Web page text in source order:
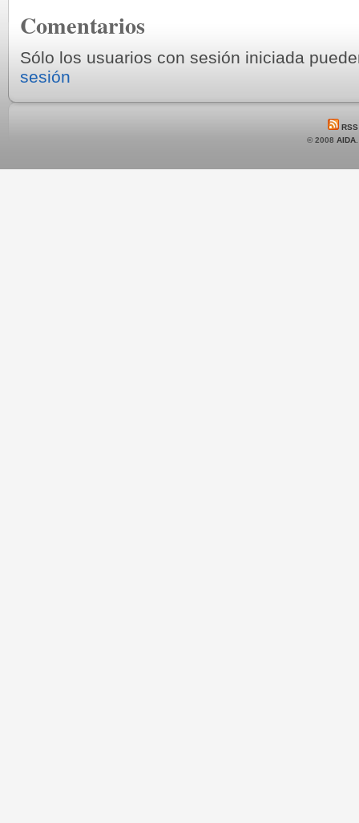
Comentarios
Sólo los usuarios con sesión iniciada
sesión
RSS
© 2008 AIDA